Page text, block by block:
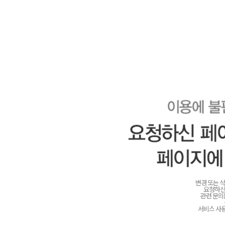
변경 또는
요청하
관련 문
서비스 사